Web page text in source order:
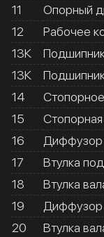
11
Опорный
12
Рабочее
13К
13К
14
15
Стопорная
16
Диффузор
17
Втулка
18
Втулка
19
Диффузор
20
Втулка